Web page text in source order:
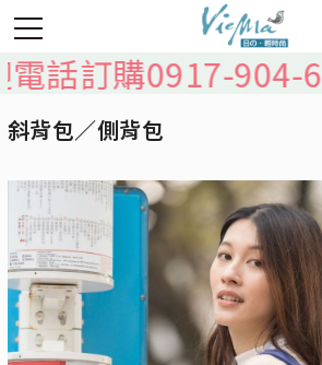
購0917-904-677⭐️⭐️
斜背包／側背包